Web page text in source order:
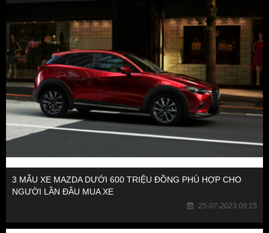
3 MẪU XE MAZDA DƯỚI 600 TRIỆU ĐỒNG PHÙ HỢP CHO
NGƯỜI LẦN ĐẦU MUA XE
25-07-2023 09:15